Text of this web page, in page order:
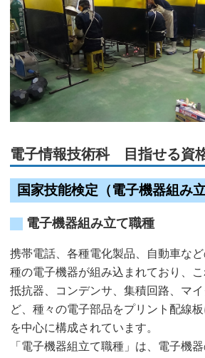
電子情報技術科 目指せる資
国家技能検定（電子機器組み立
電子機器組み立て職種
携帯電話、各種電化製品、自動車な
種の電子機器が組み込まれており、こ
抵抗器、コンデンサ、集積回路、マ
ど、種々の電子部品をプリント配線
を中心に構成されています。
「電子機器組立て職種」は、電子機